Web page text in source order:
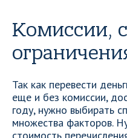
Комиссии,
Так как перевести
еще и без комиссии,
году, нужно выбирать
множества факторов.